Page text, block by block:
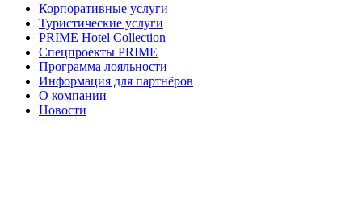
Корпоративные услуги
Туристические услуги
PRIME Hotel Collection
Спецпроекты PRIME
Программа лояльности
Информация для партнёров
О компании
Новости